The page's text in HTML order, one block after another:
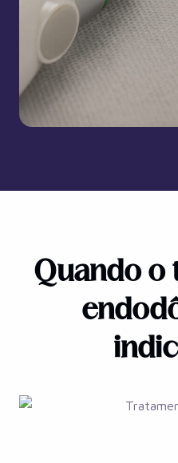
Quando o